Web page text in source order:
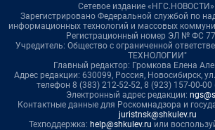
Сетевое издание
Зарегистрировано Федеральной службой по
информационных технологий и массовых
Регистрационный номер ЭЛ № ФС
Учредитель: Общество с ограниченной
ТЕХНОЛОГИИ"
Главный редактор: Громкова Елена
Адрес редакции: 630099, Россия, Новосибирск,
телефон 8 (383) 212-52-52, 8 (923) 157-00-00
Электронный адрес редакции:
Контактные данные для Роскомнадзора и
juristnsk@shkulev.ru
Техподдержка: help@shkulev.ru или